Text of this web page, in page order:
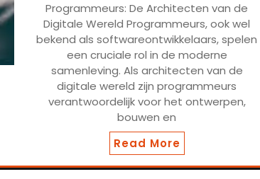
Programmeurs: De Architecten van de
Digitale Wereld Programmeurs, ook wel
bekend als softwareontwikkelaars, spelen
een cruciale rol in de moderne
samenleving. Als architecten van de
digitale wereld zijn programmeurs
verantwoordelijk voor het ontwerpen,
bouwen en
Read More